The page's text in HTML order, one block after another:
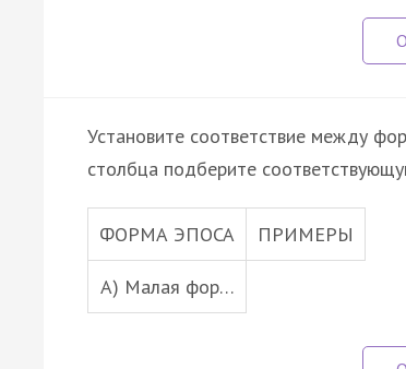
Установите соответствие между
столбца подберите
ФОРМА ЭПОСА ПРИМЕРЫ
А) Малая фор…